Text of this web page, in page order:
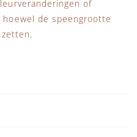
of
de speengrootte